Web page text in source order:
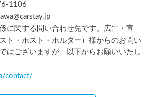
1106
に関する問い合わせ先です。広告・宣
ト・ホスト・ホルダー）様からのお問い
はございますが、以下からお願いいたし
/contact/